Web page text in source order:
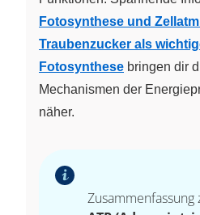
Fotosynthese und
Traubenzucker als
Fotosynthese bringen dir
Mechanismen der
näher.
Zusammenfassung